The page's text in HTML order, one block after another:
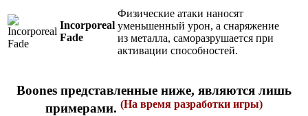
Incorporeal
Fade
Физические атаки наносят
уменьшенный урон, а снаряжение
из металла, саморазрушается при
активации способностей.
Boones представленные ниже, являются лишь
примерами. (На время разработки игры)